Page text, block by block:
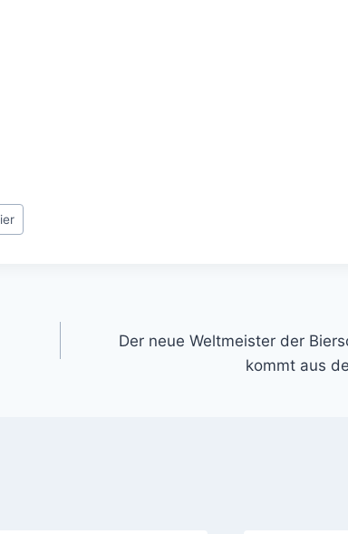
Der neue Weltmeister der
kommt aus